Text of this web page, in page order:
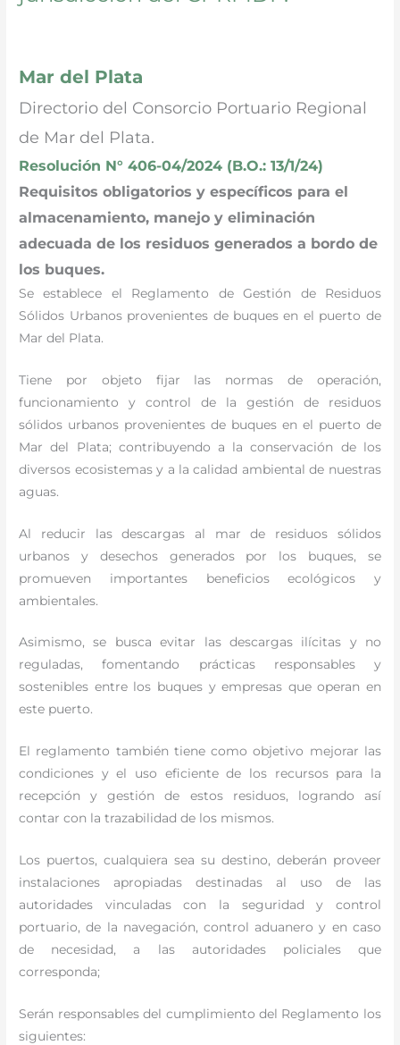
Mar del Plata
Directorio del Consorcio Portuario Regional
de Mar del Plata.
Resolución N° 406-04/2024 (B.O.: 13/1/24)
Requisitos obligatorios y específicos para el
almacenamiento, manejo y eliminación
adecuada de los residuos generados a bordo de
los buques.
Se establece el Reglamento de Gestión de Residuos
Sólidos Urbanos provenientes de buques en el puerto de
Mar del Plata.
Tiene por objeto fijar las normas de operación,
funcionamiento y control de la gestión de residuos
sólidos urbanos provenientes de buques en el puerto de
Mar del Plata; contribuyendo a la conservación de los
diversos ecosistemas y a la calidad ambiental de nuestras
aguas.
Al reducir las descargas al mar de residuos sólidos
urbanos y desechos generados por los buques, se
promueven importantes beneficios ecológicos y
ambientales.
Asimismo, se busca evitar las descargas ilícitas y no
reguladas, fomentando prácticas responsables y
sostenibles entre los buques y empresas que operan en
este puerto.
El reglamento también tiene como objetivo mejorar las
condiciones y el uso eficiente de los recursos para la
recepción y gestión de estos residuos, logrando así
contar con la trazabilidad de los mismos.
Los puertos, cualquiera sea su destino, deberán proveer
instalaciones apropiadas destinadas al uso de las
autoridades vinculadas con la seguridad y control
portuario, de la navegación, control aduanero y en caso
de necesidad, a las autoridades policiales que
corresponda;
Serán responsables del cumplimiento del Reglamento los
siguientes: